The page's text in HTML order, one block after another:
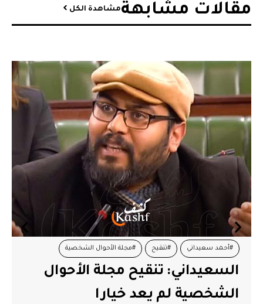
مقالات مشابهة​مشاهدة الكل
#أحمد سعيداني #تنقيح #مجلة الأحوال الشخصية
السعيداني: تنقيح مجلة الأحوال
الشخصية لم يعد خيارا